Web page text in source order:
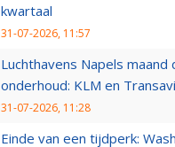
kwartaal
31-07-2026, 11:57
Luchthavens Napels maand
onderhoud: KLM en
31-07-2026, 11:28
Einde van een tijdperk: